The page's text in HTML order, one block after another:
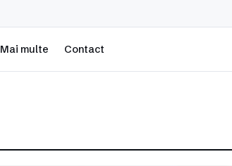
Mai multe Contact